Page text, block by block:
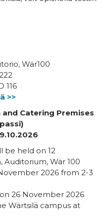
Wär100
116
>>
Catering Premises
be held on 12
Wär 100
2026 from 2-3
26 November 2026
Wärtsilä campus at